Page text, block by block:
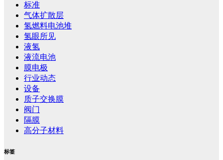
标准
气体扩散层
氢燃料电池堆
氢眼所见
液氢
液流电池
膜电极
行业动态
设备
质子交换膜
阀门
隔膜
高分子材料
标签